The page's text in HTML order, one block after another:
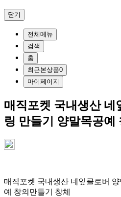
닫기
전체메뉴
검색
홈
최근본상품0
마이페이지
매직포켓 국내생산 네
링 만들기 양말목공예
매직포켓 국내생산 네잎클로버
예 창의만들기 창체